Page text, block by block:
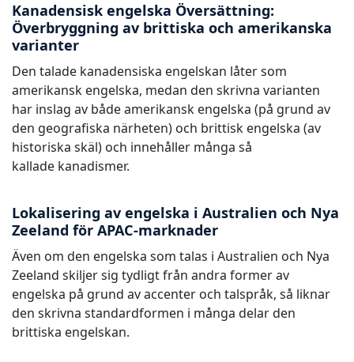
Kanadensisk engelska Översättning:
Överbryggning av brittiska och amerikanska
varianter
Den talade kanadensiska engelskan låter som
amerikansk engelska, medan den skrivna varianten
har inslag av både amerikansk engelska (på grund av
den geografiska närheten) och brittisk engelska (av
historiska skäl) och innehåller många så
kallade kanadismer.
Lokalisering av engelska i Australien och Nya
Zeeland för APAC-marknader
Även om den engelska som talas i Australien och Nya
Zeeland skiljer sig tydligt från andra former av
engelska på grund av accenter och talspråk, så liknar
den skrivna standardformen i många delar den
brittiska engelskan.